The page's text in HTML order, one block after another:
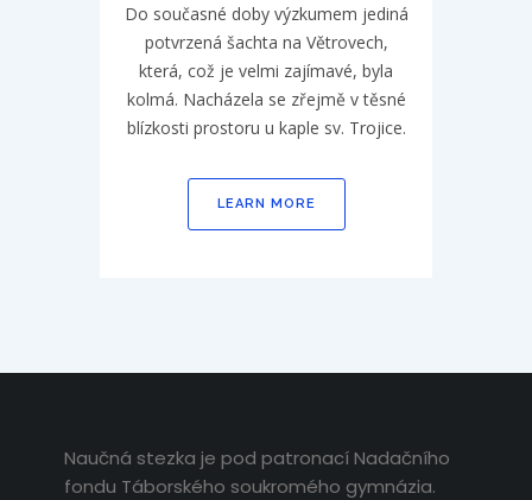
Do současné doby výzkumem jediná
potvrzená šachta na Větrovech,
která, což je velmi zajímavé, byla
kolmá. Nacházela se zřejmě v těsné
blízkosti prostoru u kaple sv. Trojice.
LEARN MORE
Naučná stezka je pod patronací Nadačního
fondu Táborského soukromého gymnázia.